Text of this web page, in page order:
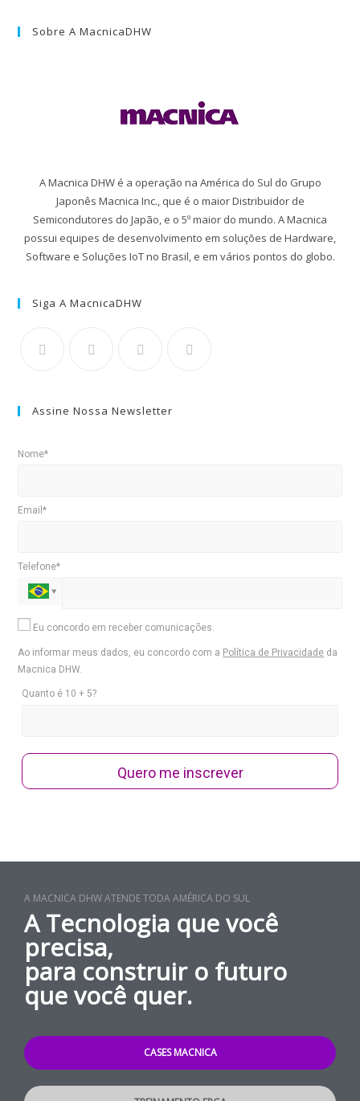
Sobre A MacnicaDHW
A Macnica DHW é a operação na América do Sul do Grupo
Japonês Macnica Inc., que é o maior Distribuidor de
Semicondutores do Japão, e o 5º maior do mundo. A Macnica
possui equipes de desenvolvimento em soluções de Hardware,
Software e Soluções IoT no Brasil, e em vários pontos do globo.
Siga A MacnicaDHW
Assine Nossa Newsletter
Nome*
Email*
Telefone*
Eu concordo em receber comunicações.
Ao informar meus dados, eu concordo com a Política de Privacidade da
Macnica DHW.
Quanto é 10 + 5?
Quero me inscrever
A MACNICA DHW ATENDE TODA AMÉRICA DO SUL
A Tecnologia que você
precisa,
para construir o futuro
que você quer.
CASES MACNICA